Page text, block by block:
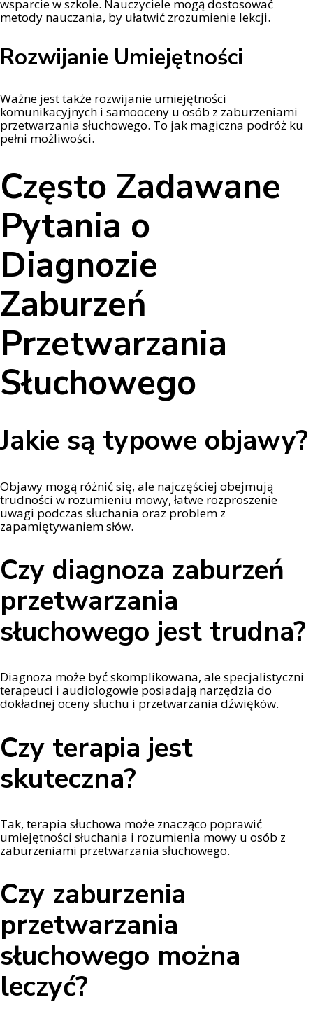
wsparcie w szkole. Nauczyciele mogą dostosować
metody nauczania, by ułatwić zrozumienie lekcji.
Rozwijanie Umiejętności
Ważne jest także rozwijanie umiejętności
komunikacyjnych i samooceny u osób z zaburzeniami
przetwarzania słuchowego. To jak magiczna podróż ku
pełni możliwości.
Często Zadawane
Pytania o
Diagnozie
Zaburzeń
Przetwarzania
Słuchowego
Jakie są typowe objawy?
Objawy mogą różnić się, ale najczęściej obejmują
trudności w rozumieniu mowy, łatwe rozproszenie
uwagi podczas słuchania oraz problem z
zapamiętywaniem słów.
Czy diagnoza zaburzeń
przetwarzania
słuchowego jest trudna?
Diagnoza może być skomplikowana, ale specjalistyczni
terapeuci i audiologowie posiadają narzędzia do
dokładnej oceny słuchu i przetwarzania dźwięków.
Czy terapia jest
skuteczna?
Tak, terapia słuchowa może znacząco poprawić
umiejętności słuchania i rozumienia mowy u osób z
zaburzeniami przetwarzania słuchowego.
Czy zaburzenia
przetwarzania
słuchowego można
leczyć?